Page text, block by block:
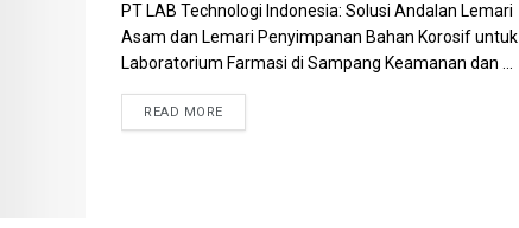
PT LAB Technologi Indonesia: Solusi Andalan Lemari
Asam dan Lemari Penyimpanan Bahan Korosif untuk
Laboratorium Farmasi di Sampang Keamanan dan ...
READ MORE